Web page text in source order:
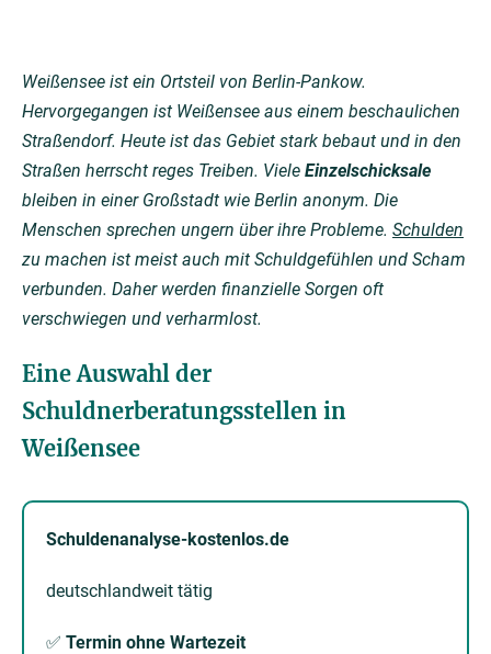
Weißensee ist ein Ortsteil von Berlin-Pankow.
Hervorgegangen ist Weißensee aus einem beschaulichen
Straßendorf. Heute ist das Gebiet stark bebaut und in den
Straßen herrscht reges Treiben. Viele Einzelschicksale
bleiben in einer Großstadt wie Berlin anonym. Die
Menschen sprechen ungern über ihre Probleme. Schulden
zu machen ist meist auch mit Schuldgefühlen und Scham
verbunden. Daher werden finanzielle Sorgen oft
verschwiegen und verharmlost.
Eine Auswahl der
Schuldnerberatungsstellen in
Weißensee
Schuldenanalyse-kostenlos.de
deutschlandweit tätig
✅ Termin ohne Wartezeit